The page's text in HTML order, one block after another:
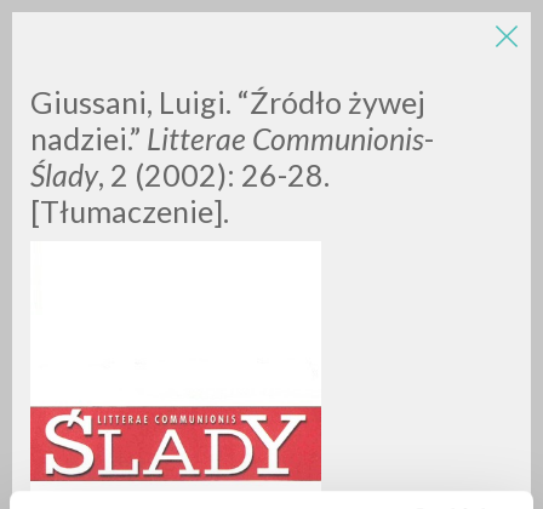
Giussani, Luigi. “Źródło żywej
nadziei.” Litterae Communionis-
Ślady, 2 (2002): 26-28.
[Tłumaczenie].
LUIGI
GIUSSANI